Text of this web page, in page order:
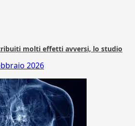
molti effetti avversi, lo studio
2026